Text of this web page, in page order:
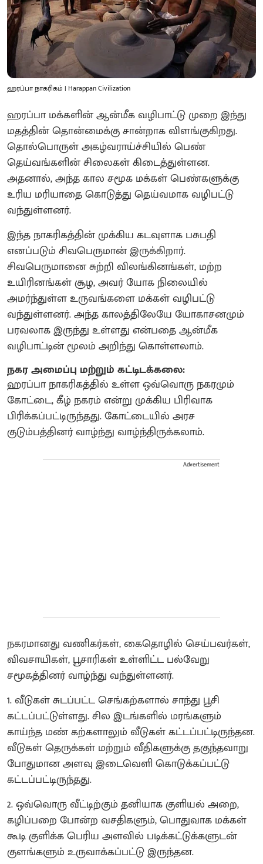
ஹரப்பா நாகரிகம் | Harappan Civilization
ஹரப்பா மக்களின் ஆன்மீக வழிபாட்டு முறை இந்து
மதத்தின் தொன்மைக்கு சான்றாக விளங்குகிறது.
தொல்பொருள் அகழ்வராய்ச்சியில் பெண்
தெய்வங்களின் சிலைகள் கிடைத்துள்ளன.
அதனால், அந்த கால சமூக மக்கள் பெண்களுக்கு
உரிய மரியாதை கொடுத்து தெய்வமாக வழிபட்டு
வந்துள்ளனர்.
இந்த நாகரிகத்தின் முக்கிய கடவுளாக பசுபதி
எனப்படும் சிவபெருமான் இருக்கிறார்.
சிவபெருமானை சுற்றி விலங்கினங்கள், மற்ற
உயிரினங்கள் சூழ, அவர் யோக நிலையில்
அமர்ந்துள்ள உருவங்களை மக்கள் வழிபட்டு
வந்துள்ளனர். அந்த காலத்திலேயே யோகாசனமும்
பரவலாக இருந்து உள்ளது என்பதை ஆன்மீக
வழிபாட்டின் மூலம் அறிந்து கொள்ளலாம்.
நகர அமைப்பு மற்றும் கட்டிடக்கலை:
ஹரப்பா நாகரிகத்தில் உள்ள ஒவ்வொரு நகரமும்
கோட்டை, கீழ் நகரம் என்று முக்கிய பிரிவாக
பிரிக்கப்பட்டிருந்தது. கோட்டையில் அரச
குடும்பத்தினர் வாழ்ந்து வாழ்ந்திருக்கலாம்.
Advertisement
நகரமானது வணிகர்கள், கைதொழில் செய்பவர்கள்,
விவசாயிகள், பூசாரிகள் உள்ளிட்ட பல்வேறு
சமூகத்தினர் வாழ்ந்து வந்துள்ளனர்.
1. வீடுகள் சுடப்பட்ட செங்கற்களால் சாந்து பூசி
கட்டப்பட்டுள்ளது. சில இடங்களில் மரங்களும்
காய்ந்த மண் கற்களாலும் வீடுகள் கட்டப்பட்டிருந்தன.
வீடுகள் தெருக்கள் மற்றும் வீதிகளுக்கு தகுந்தவாறு
போதுமான அளவு இடைவெளி கொடுக்கப்பட்டு
கட்டப்பட்டிருந்தது.
2. ஒவ்வொரு வீட்டிற்கும் தனியாக குளியல் அறை,
கழிப்பறை போன்ற வசதிகளும், பொதுவாக மக்கள்
கூடி குளிக்க பெரிய அளவில் படிக்கட்டுக்களுடன்
குளங்களும் உருவாக்கப்பட்டு இருந்தன.